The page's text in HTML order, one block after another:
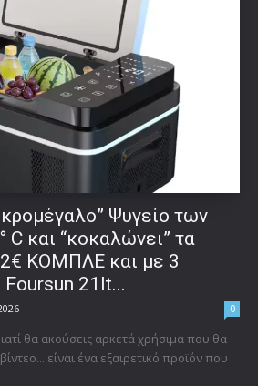
Ψυγείο των
C και “κοκαλώνει” τα
ΚΟΜΠΛΕ και με 3
Foursun 21lt...
0
θα ακούσεις αρκετά χρήσιμα που θα
είναι ένα εξαιρετικό προϊόν που